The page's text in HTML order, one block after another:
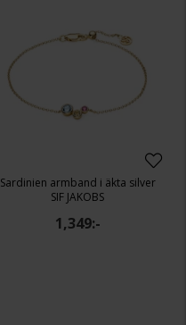
Sardinien armband i äkta silver
SIF JAKOBS
1,349:-